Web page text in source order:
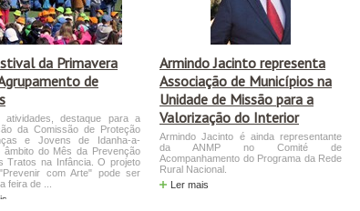
da Primavera
de
atividades, destaque para a
da Comissão de Proteção
e Jovens de Idanha-a-
âmbito do Mês da Prevenção
Tratos na Infância. O projeto
com Arte" pode ser
feira de ...
Armindo Jacinto representa
Associação de Municípios na
Unidade de Missão para a
Valorização do Interior
Armindo Jacinto é ainda representante
da ANMP no Comité de
Acompanhamento do Programa da Rede
Rural Nacional.
Ler mais